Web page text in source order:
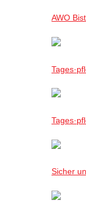
AWO
Sicher